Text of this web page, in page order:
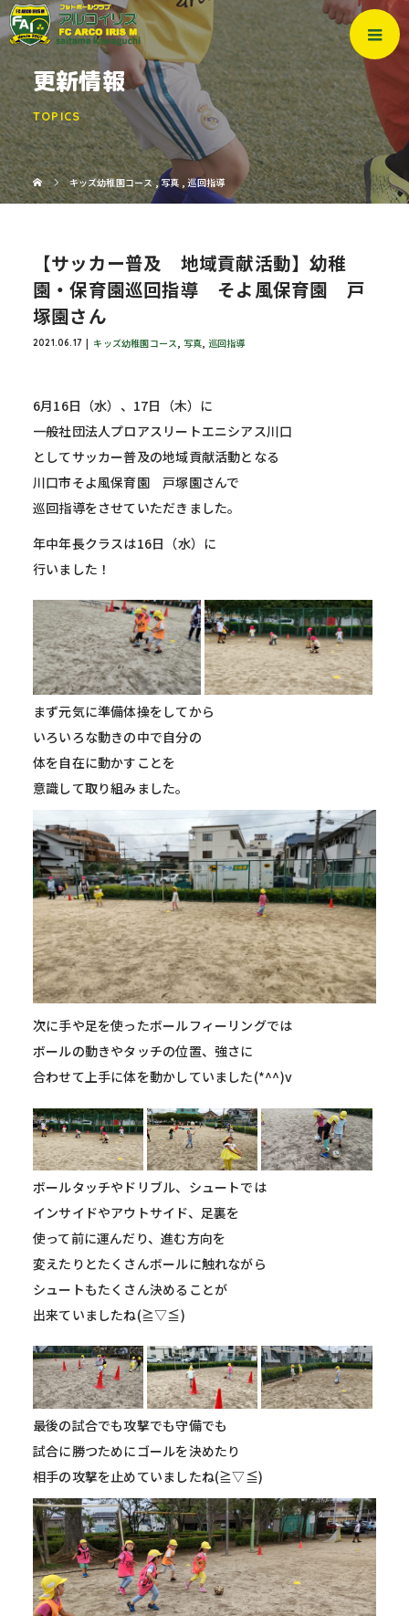
更新情報
TOPICS
キッズ幼稚園コース ,写真 ,巡回指導
【サッカー普及 地域貢献活動】幼稚
園・保育園巡回指導 そよ風保育園 戸
塚園さん
2021.06.17 キッズ幼稚園コース, 写真, 巡回指導
6月16日（水）、17日（木）に
一般社団法人プロアスリートエニシアス川口
としてサッカー普及の地域貢献活動となる
川口市そよ風保育園 戸塚園さんで
巡回指導をさせていただきました。
年中年長クラスは16日（水）に
行いました！
まず元気に準備体操をしてから
いろいろな動きの中で自分の
体を自在に動かすことを
意識して取り組みました。
次に手や足を使ったボールフィーリングでは
ボールの動きやタッチの位置、強さに
合わせて上手に体を動かしていました(*^^)v
ボールタッチやドリブル、シュートでは
インサイドやアウトサイド、足裏を
使って前に運んだり、進む方向を
変えたりとたくさんボールに触れながら
シュートもたくさん決めることが
出来ていましたね(≧▽≦)
最後の試合でも攻撃でも守備でも
試合に勝つためにゴールを決めたり
相手の攻撃を止めていましたね(≧▽≦)